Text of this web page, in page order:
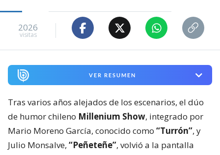
2026
visitas
VER RESUMEN
Tras varios años alejados de los escenarios, el dúo
de humor chileno Millenium Show, integrado por
Mario Moreno García, conocido como “Turrón”, y
Julio Monsalve, “Peñeteñe”, volvió a la pantalla